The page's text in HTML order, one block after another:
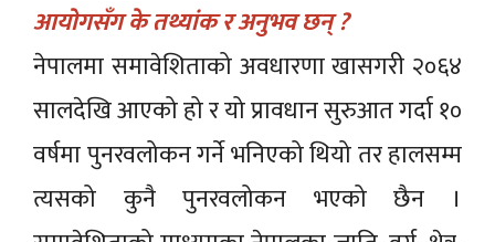
आयोगसँग के तथ्यांक र अनुभव छन् ?
नेपालमा समावेशिताको अवधारणा खासगरी २०६४
सालदेखि आएको हो र यो प्रावधान सुरुआत गर्दा १०
वर्षमा पुनरवलोकन गर्ने भनिएको थियो तर हालसम्म
त्यसको कुनै पुनरवलोकन भएको छैन ।